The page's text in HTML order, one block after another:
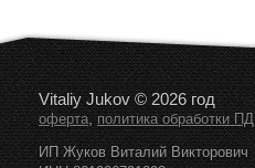
Vitaliy Jukov © 2026 год
оферта,политика обработки ПД
ИП Жуков Виталий Викторович